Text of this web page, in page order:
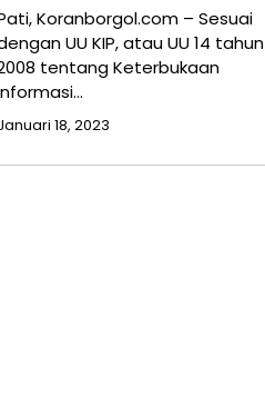
Koranborgol.com – Sesuai
UU KIP, atau UU 14 tahun
tentang Keterbukaan
18, 2023